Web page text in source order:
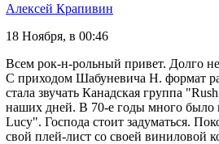
Алексей Крапивин
18 Ноября, в 00:46
Всем рок-н-рольный привет. Долго
С приходом Шабуневича Н. формат
стала звучать Канадская группа
наших дней. В 70-е годы много было
Lucy". Господа стоит задуматься.
свой плей-лист со своей виниловой